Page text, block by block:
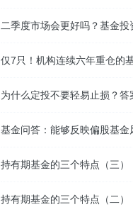
二季度市场会更好吗？基金投
仅7只！机构连续六年重仓的
为什么定投不要轻易止损？答
基金问答：能够反映偏股基
持有期基金的三个特点（三）
持有期基金的三个特点（二）